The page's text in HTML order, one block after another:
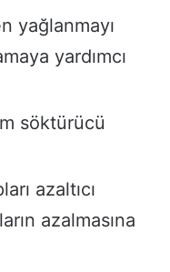
yağlanmayı
yardımcı
söktürücü
azaltıcı
azalmasına